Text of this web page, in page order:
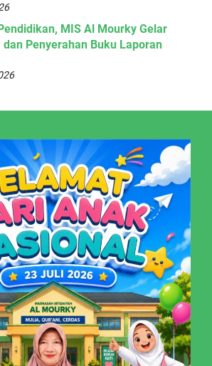
MIS Al Mourky Gelar
dan Penyerahan Buku Laporan